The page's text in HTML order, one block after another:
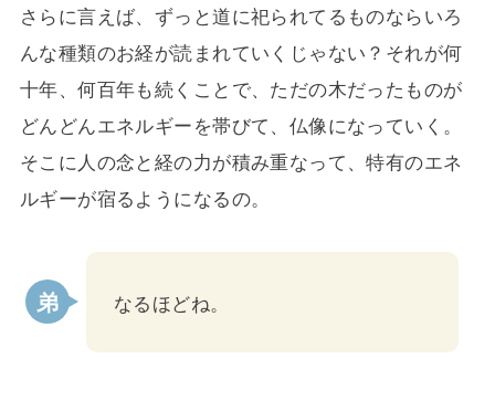
さらに言えば、ずっと道に祀られてるものならいろ
んな種類のお経が読まれていくじゃない？それが何
十年、何百年も続くことで、ただの木だったものが
どんどんエネルギーを帯びて、仏像になっていく。
そこに人の念と経の力が積み重なって、特有のエネ
ルギーが宿るようになるの。
なるほどね。